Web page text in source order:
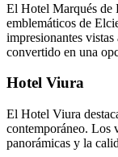
El Hotel Marqués de
emblemáticos de
impresionantes
convertido en una
Hotel Viura
El Hotel Viura
contemporáneo. Los
panorámicas y la